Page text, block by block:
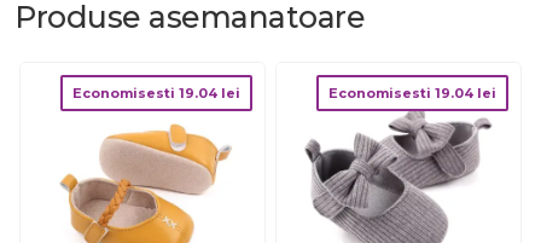
Produse asemanatoare
Economisesti 19.04 lei Economisesti 19.04 lei